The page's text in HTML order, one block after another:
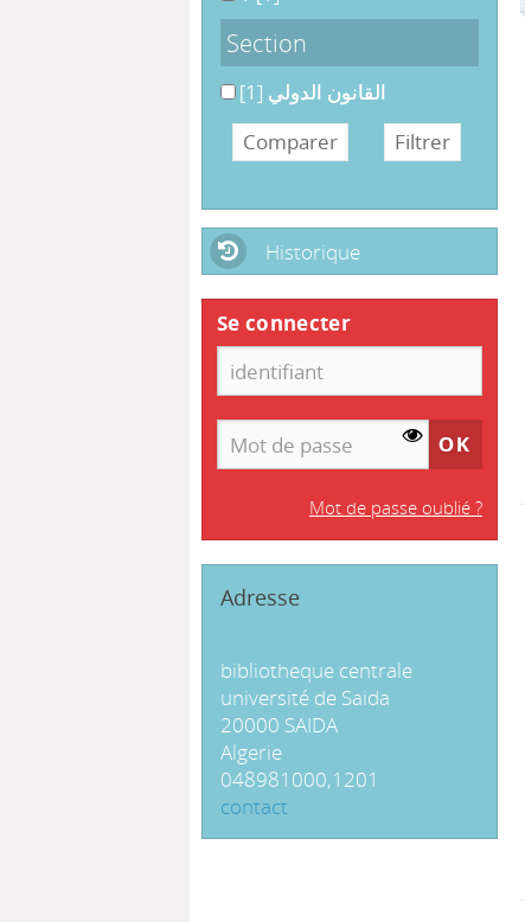
Section
القانون الدولي
القانون الدولي [1]
Historique
Se connecter
Mot de passe oublié ?
Adresse
bibliotheque centrale
université de Saida
20000 SAIDA
Algerie
048981000,1201
contact